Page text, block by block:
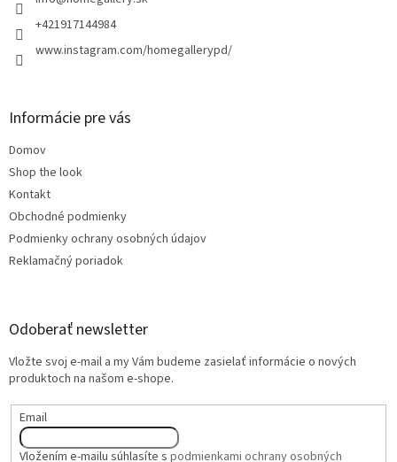
+421917144984
www.instagram.com/homegallerypd/
Informácie pre vás
Domov
Shop the look
Kontakt
Obchodné podmienky
Podmienky ochrany osobných údajov
Reklamačný poriadok
Odoberať newsletter
Vložte svoj e-mail a my Vám budeme zasielať informácie o nových
produktoch na našom e-shope.
Email
Vložením e-mailu súhlasíte s podmienkami ochrany osobných